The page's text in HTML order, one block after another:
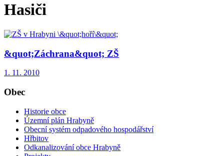
Hasiči
&quot;Záchrana&quot; ZŠ
1. 11. 2010
Obec
Historie obce
Územní plán Hrabyně
Obecní systém odpadového hospodářství
Hřbitov
Odkanalizování obce Hrabyně